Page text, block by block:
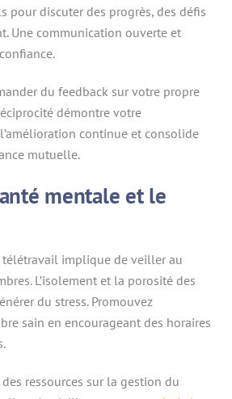
pour discuter des progrès, des défis
Une communication ouverte et
du feedback sur votre propre
démontre votre
continue et consolide
mutuelle.
mentale et le
télétravail implique de veiller au
L’isolement et la porosité des
du stress. Promouvez
sain en encourageant des horaires
ressources sur la gestion du